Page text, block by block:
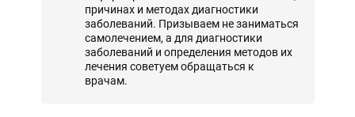
причинах и методах диагностики
заболеваний. Призываем не заниматься
самолечением, а для диагностики
заболеваний и определения методов их
лечения советуем обращаться к
врачам.